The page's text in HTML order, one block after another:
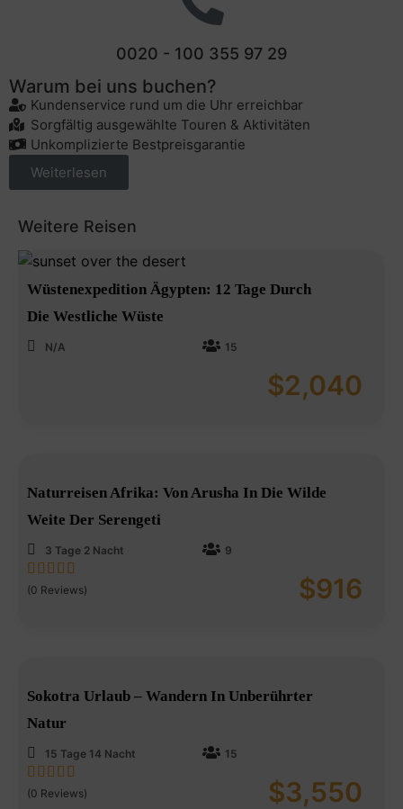
0020 - 100 355 97 29
Warum bei uns buchen?
Kundenservice rund um die Uhr erreichbar
Sorgfältig ausgewählte Touren & Aktivitäten
Unkomplizierte Bestpreisgarantie
Weiterlesen
Weitere Reisen
Wüstenexpedition Ägypten: 12 Tage Durch
Die Westliche Wüste
N/A 15
$2,040
Naturreisen Afrika: Von Arusha In Die Wilde
Weite Der Serengeti
3 Tage 2 Nacht 9
$916
0
5
(0 Reviews)
Sokotra Urlaub – Wandern In Unberührter
Natur
15 Tage 14 Nacht 15
$3,550
0
5
(0 Reviews)